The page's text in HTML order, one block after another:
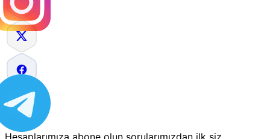
Hesaplarımıza abone olun sorularımızdan ilk siz